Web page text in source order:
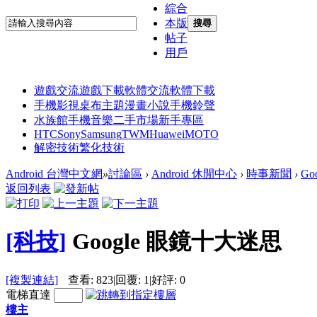
綜合
本版
帖子
用戶
搜尋
遊戲交流遊戲下載軟體交流軟體下載
手機影視桌布主題漫畫小說手機鈴聲
水族館手機音樂二手市場新手專區
HTCSonySamsungTWMHuaweiMOTO
解密技術繁化技術
Android 台灣中文網»討論區 › Android 休閒中心 › 時事新聞 ›
返回列表
[科技] Google 眼鏡十大迷思
[複製連結] 查看: 823|回覆: 1 |好評: 0
電梯直達
樓主